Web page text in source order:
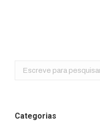
Search:
Categorias